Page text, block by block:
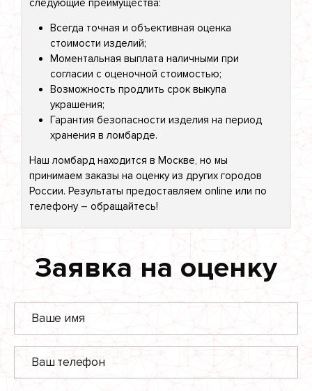
следующие преимущества:
Всегда точная и объективная оценка
стоимости изделий;
Моментальная выплата наличными при
согласии с оценочной стоимостью;
Возможность продлить срок выкупа
украшения;
Гарантия безопасности изделия на период
хранения в ломбарде.
Наш ломбард находится в Москве, но мы
принимаем заказы на оценку из других городов
России. Результаты предоставляем online или по
телефону – обращайтесь!
Заявка на оценку